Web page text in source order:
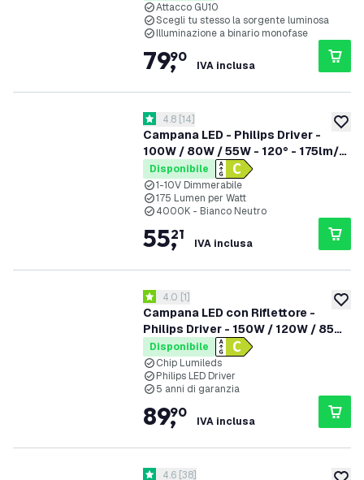
Attacco GU10
Scegli tu stesso la sorgente luminosa
Illuminazione a binario monofase
79,
90
IVA inclusa
Campana LED - Philips Driver -
100W / 80W / 55W - 120° - 175lm/W
- 4000K - IP65 - Dimmerabile - 5
anni di garanzia
apri il cassetto delle recensioni
4.8 stelle di valutazione
4.8 [14]
Disponibile
1-10V Dimmerabile
175 Lumen per Watt
4000K - Bianco Neutro
55,
21
IVA inclusa
Campana LED con Riflettore -
Philips Driver - 150W / 120W / 85W
- 90° - 175lm/W - 4000K - IP65 -
Dimmerabile - 5 anni di garanzia
apri il cassetto delle recensioni
4 stelle di valutazione
4.0 [1]
Disponibile
Chip Lumileds
Philips LED Driver
5 anni di garanzia
89,
90
IVA inclusa
apri il cassetto delle recensioni
4.6 [38]